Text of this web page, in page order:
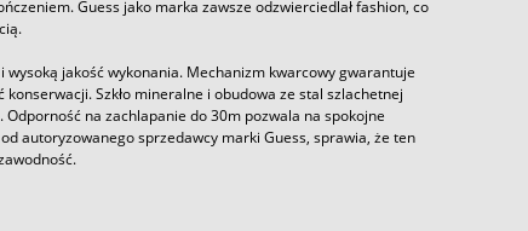
Guess jako marka zawsze odzwierciedlał fashion, co
jakość wykonania. Mechanizm kwarcowy gwarantuje
Szkło mineralne i obudowa ze stal szlachetnej
na zachlapanie do 30m pozwala na spokojne
autoryzowanego sprzedawcy marki Guess, sprawia, że ten